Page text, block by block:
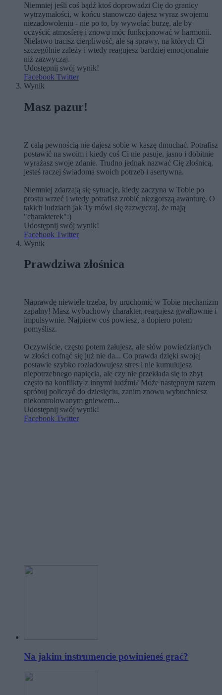
Niemniej jeśli coś bądź ktoś doprowadzi Cię do granicy
wytrzymałości, w końcu stanowczo dajesz wyraz swojemu
niezadowoleniu - nie po to, by wywołać burzę, ale by
oczyścić atmosferę i znowu móc funkcjonować w harmonii.
Niełatwo tracisz cierpliwość, ale są sprawy, na których Ci
szczególnie zależy i wtedy reagujesz bardziej emocjonalnie
niż zazwyczaj.
Udostępnij swój wynik!
Facebook Twitter
Wynik
Masz pazur!
Z całą pewnością nie dajesz sobie w kaszę dmuchać. Potrafisz
postawić na swoim i kiedy coś Ci nie pasuje, jasno i dobitnie
wyrażasz swoje zdanie. Trudno jednak nazwać Cię złośnicą,
jesteś raczej świadoma swoich potrzeb i asertywna.
Niemniej zdarzają się sytuacje, kiedy zaczyna w Tobie po
prostu wrzeć i wtedy potrafisz zrobić niezgorszą awanturę. O
takich ludziach jak Ty mówi się zazwyczaj, że mają
"charakterek":)
Udostępnij swój wynik!
Facebook Twitter
Wynik
Prawdziwa złośnica
Naprawdę niewiele trzeba, by uruchomić w Tobie mechanizm
zapalny! Masz wybuchowy charakter, reagujesz gwałtownie i
impulsywnie. Najpierw coś powiesz, a dopiero potem
pomyślisz.
Oczywiście, często potem żałujesz, ale słów powiedzianych
w złości cofnąć się już nie da... Co prawda dzięki swojej
postawie szybko rozładowujesz stres i nie kumulujesz
niepotrzebnego napięcia, ale czy nie przekłada się to zbyt
często na konflikty z innymi ludźmi? Może następnym razem
spróbuj policzyć do dziesięciu, zanim znowu wybuchniesz
niekontrolowanym gniewem...
Udostępnij swój wynik!
Facebook Twitter
Na jakim instrumencie powinieneś grać?